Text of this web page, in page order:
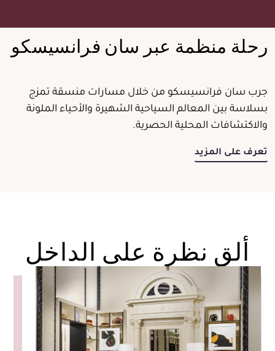
رحلة منظمة عبر سان فرانسيسكو
جرب سان فرانسيسكو من خلال مسارات منسقة تمزج
بسلاسة بين المعالم السياحية الشهيرة والأحياء الملونة
والاكتشافات المحلية الحصرية.
تعرف على المزيد
ألق نظرة على الداخل